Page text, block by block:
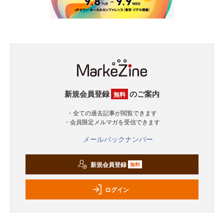
新規会員登録 無料 のご案内
・全ての過去記事が閲覧できます
・会員限定メルマガを受信できます
メールバックナンバー
新規会員登録 無料
ログイン